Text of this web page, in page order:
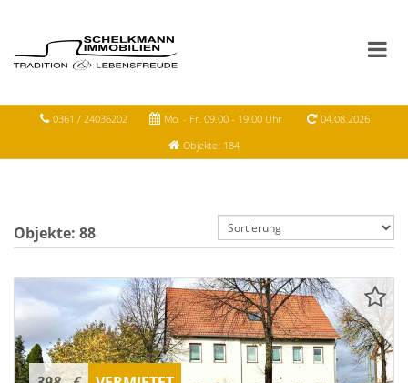
0361 / 24036202 Mo. - Fr. 09.00 - 19.00 Uhr
04.08.2026
Objekte: 184
Objekte: 88